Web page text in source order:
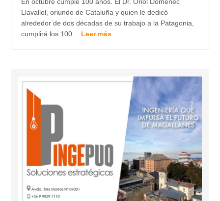
En octubre cumple 100 años. El Dr. Oriol Domènec
Llavallol, oriundo de Cataluña y quien le dedicó
alrededor de dos décadas de su trabajo a la Patagonia,
cumplirá los 100… Leer más